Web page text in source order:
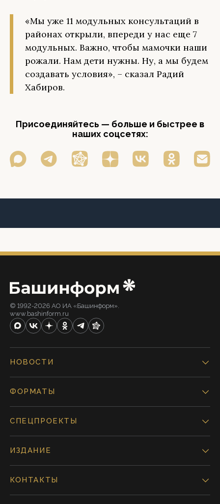
«Мы уже 11 модульных консультаций в
районах открыли, впереди у нас еще 7
модульных. Важно, чтобы мамочки наши
рожали. Нам дети нужны. Ну, а мы будем
создавать условия», – сказал Радий
Хабиров.
Присоединяйтесь — больше и быстрее в
наших соцсетях:
© 1992-2026 АО ИА «Башинформ».
www.bashinform.ru
НОВОСТИ
ФОРМАТЫ
СПЕЦПРОЕКТЫ
ИЗДАНИЕ
КОНТАКТЫ